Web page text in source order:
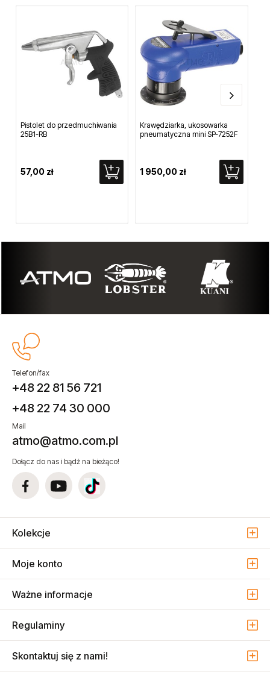
Pistolet do przedmuchiwania
25B1-RB
57,00 zł
Krawędziarka, ukosowarka
pneumatyczna mini SP-7252F
1 950,00 zł
Telefon/fax
+48 22 81 56 721
+48 22 74 30 000
Mail
atmo@atmo.com.pl
Dołącz do nas i bądź na bieżąco!
Kolekcje
Moje konto
Ważne informacje
Regulaminy
Skontaktuj się z nami!